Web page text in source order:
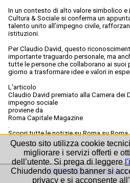
In un contesto di alto valore simbolico e
Cultura & Sociale si conferma un
talento unito all’impegno civile,
istituzioni.
Per Claudio David, questo
importante traguardo personale, ma
tutte le persone che collaborano ai
giorno a trasformare idee e valori in
L'articolo
Claudio David premiato alla Camera dei
impegno sociale
proviene da
Roma Capitale Magazine
.
Scopri tutte le notizie su Roma su
©1999-2026 Roma-O-Matic
Questo sito utilizza cookie
migliorare i servizi offerti e
dell’utente. Si prega di leggere
Chiudendo questo banner si
privacy e si acconsente